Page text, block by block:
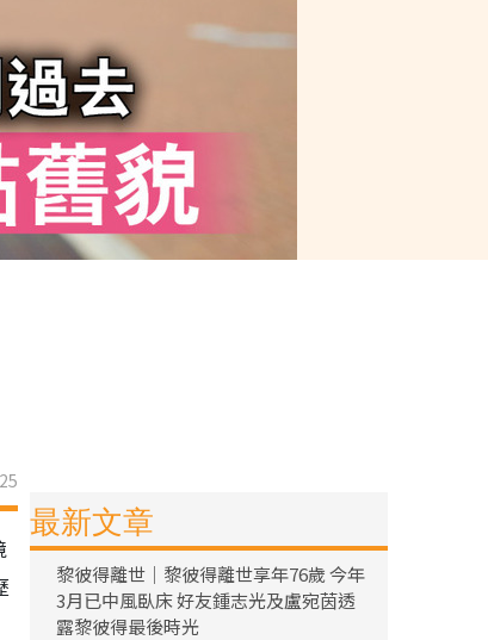
最新文章
黎彼得離世｜黎彼得離世享年76歲 今年
3月已中風臥床 好友鍾志光及盧宛茵透
露黎彼得最後時光